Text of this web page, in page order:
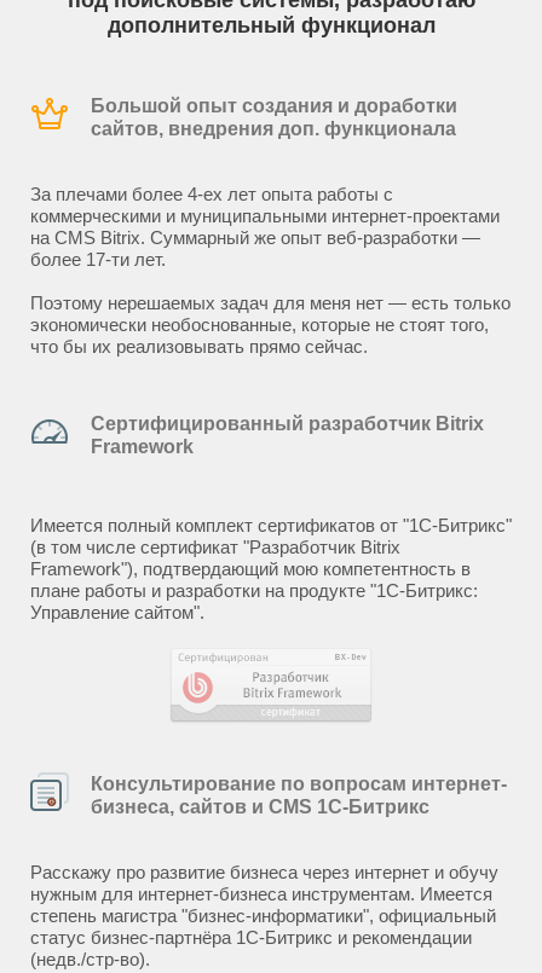
дополнительный функционал
Большой опыт создания и доработки
сайтов, внедрения доп. функционала
За плечами более 4-ех лет опыта работы с
коммерческими и муниципальными интернет-проектами
на CMS Bitrix. Суммарный же опыт веб-разработки —
более 17-ти лет.
Поэтому нерешаемых задач для меня нет — есть только
экономически необоснованные, которые не стоят того,
что бы их реализовывать прямо сейчас.
Сертифицированный разработчик Bitrix
Framework
Имеется полный комплект сертификатов от "1С-Битрикс"
(в том числе сертификат "Разработчик Bitrix
Framework"), подтвердающий мою компетентность в
плане работы и разработки на продукте "1С-Битрикс:
Управление сайтом".
Консультирование по вопросам интернет-
бизнеса, сайтов и CMS 1С-Битрикс
Расскажу про развитие бизнеса через интернет и обучу
нужным для интернет-бизнеса инструментам. Имеется
степень магистра "бизнес-информатики", официальный
статус бизнес-партнёра 1С-Битрикс и рекомендации
(недв./стр-во).